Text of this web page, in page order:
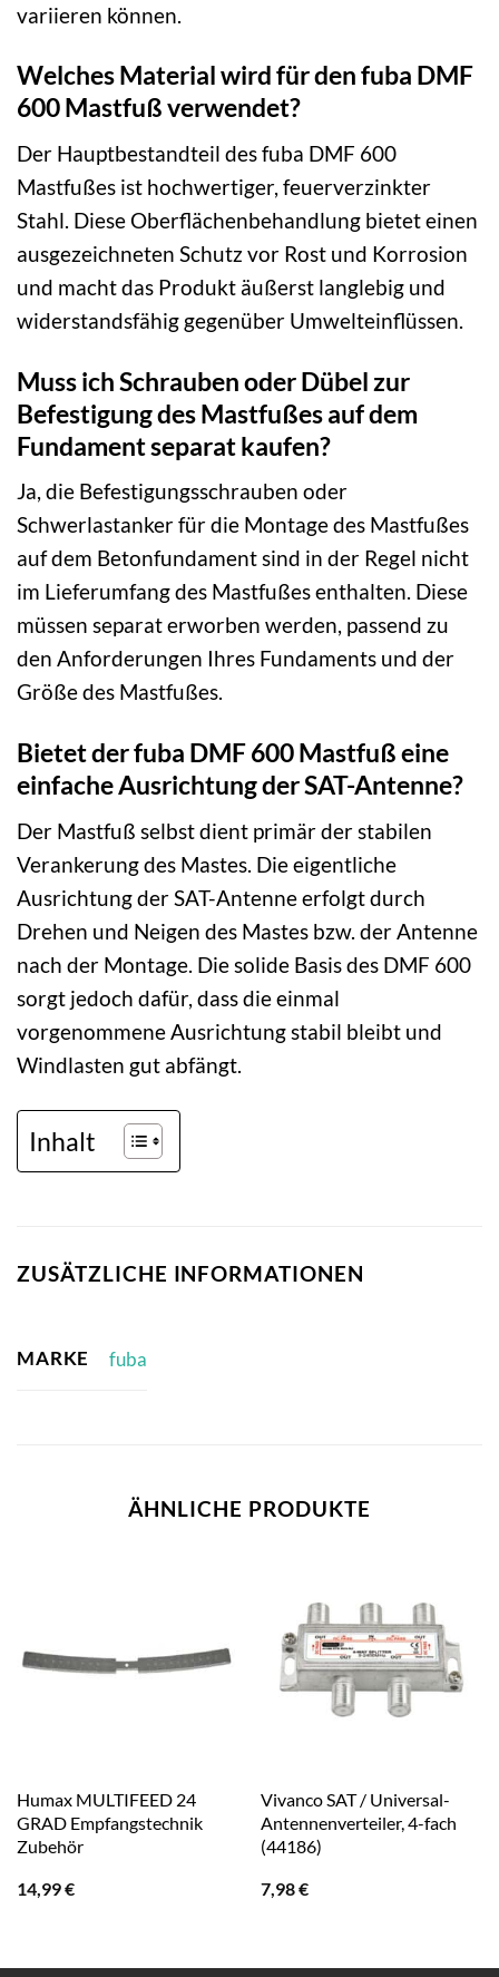
variieren können.
Welches Material wird für den fuba DMF
600 Mastfuß verwendet?
Der Hauptbestandteil des fuba DMF 600
Mastfußes ist hochwertiger, feuerverzinkter
Stahl. Diese Oberflächenbehandlung bietet einen
ausgezeichneten Schutz vor Rost und Korrosion
und macht das Produkt äußerst langlebig und
widerstandsfähig gegenüber Umwelteinflüssen.
Muss ich Schrauben oder Dübel zur
Befestigung des Mastfußes auf dem
Fundament separat kaufen?
Ja, die Befestigungsschrauben oder
Schwerlastanker für die Montage des Mastfußes
auf dem Betonfundament sind in der Regel nicht
im Lieferumfang des Mastfußes enthalten. Diese
müssen separat erworben werden, passend zu
den Anforderungen Ihres Fundaments und der
Größe des Mastfußes.
Bietet der fuba DMF 600 Mastfuß eine
einfache Ausrichtung der SAT-Antenne?
Der Mastfuß selbst dient primär der stabilen
Verankerung des Mastes. Die eigentliche
Ausrichtung der SAT-Antenne erfolgt durch
Drehen und Neigen des Mastes bzw. der Antenne
nach der Montage. Die solide Basis des DMF 600
sorgt jedoch dafür, dass die einmal
vorgenommene Ausrichtung stabil bleibt und
Windlasten gut abfängt.
Inhalt
ZUSÄTZLICHE INFORMATIONEN
MARKE fuba
ÄHNLICHE PRODUKTE
Humax MULTIFEED 24
GRAD Empfangstechnik
Zubehör
14,99€
Vivanco SAT / Universal-
Antennenverteiler, 4-fach
(44186)
7,98€